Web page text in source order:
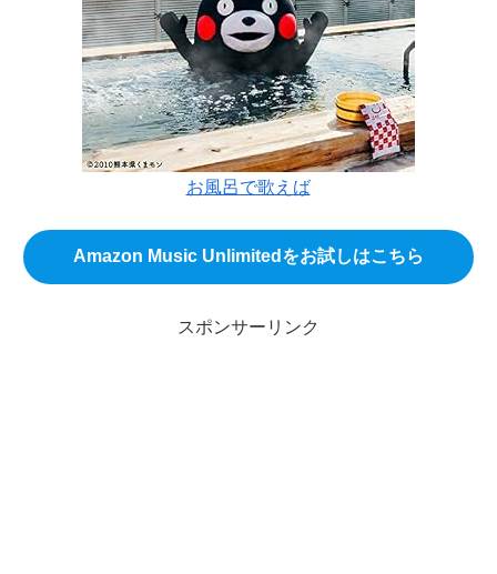
お風呂で歌えば
Amazon Music Unlimitedをお試しはこちら
スポンサーリンク